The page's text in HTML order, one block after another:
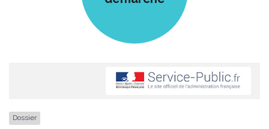
Dossier